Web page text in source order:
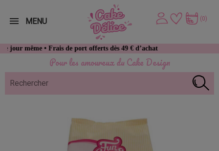
Pour les amoureux du Cake Design
• Frais de port offerts dès 49 € d’achat
(0)
MENU